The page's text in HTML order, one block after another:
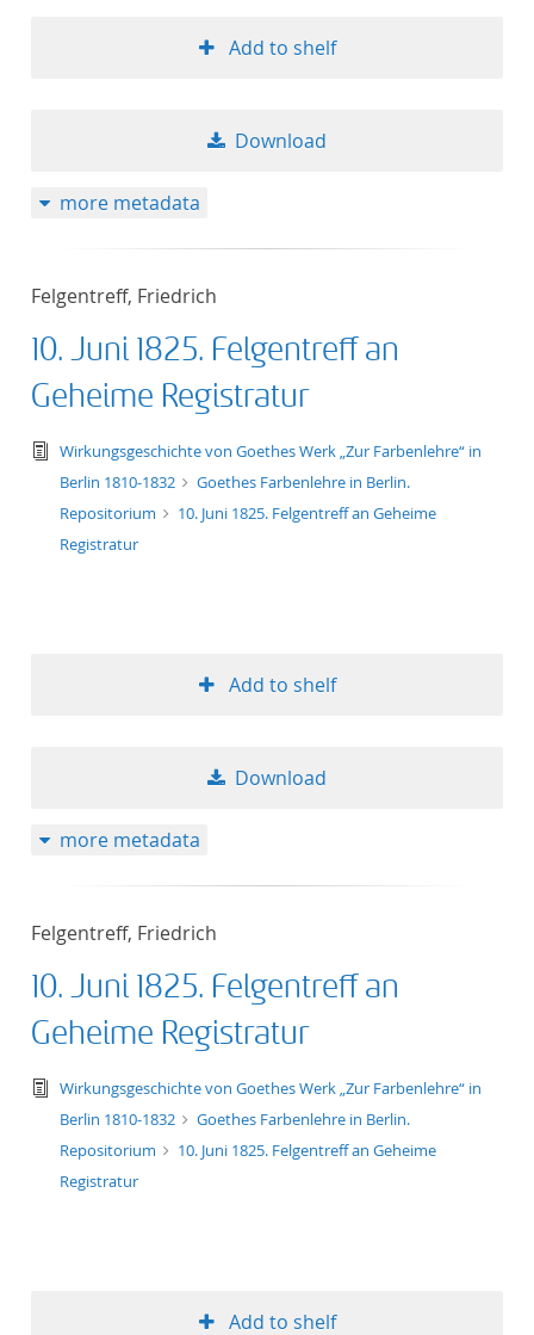
Add to shelf
Download
more metadata
Felgentreff, Friedrich
10. Juni 1825. Felgentreff an
Geheime Registratur
text/tg.edition+tg.aggregation+xml
Wirkungsgeschichte von Goethes Werk „Zur Farbenlehre“ in
Berlin 1810-1832
Goethes Farbenlehre in Berlin.
Repositorium
10. Juni 1825. Felgentreff an Geheime
Registratur
Add to shelf
Download
more metadata
Felgentreff, Friedrich
10. Juni 1825. Felgentreff an
Geheime Registratur
text/tg.edition+tg.aggregation+xml
Wirkungsgeschichte von Goethes Werk „Zur Farbenlehre“ in
Berlin 1810-1832
Goethes Farbenlehre in Berlin.
Repositorium
10. Juni 1825. Felgentreff an Geheime
Registratur
Add to shelf